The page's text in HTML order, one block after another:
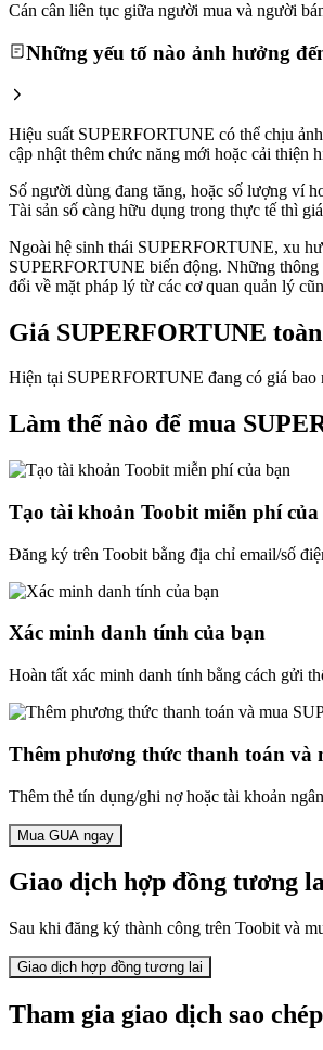
Cán cân liên tục giữa người mua và người
Những yếu tố nào ảnh hưởng
Hiệu suất SUPERFORTUNE có thể chịu
cập nhật thêm chức năng mới hoặc cải thiện
Số người dùng đang tăng, hoặc số lượng ví
Tài sản số càng hữu dụng trong thực tế thì
Ngoài hệ sinh thái SUPERFORTUNE, xu
SUPERFORTUNE biến động. Những thông
đổi về mặt pháp lý từ các cơ quan quản lý
Giá SUPERFORTUNE
Hiện tại SUPERFORTUNE đang có giá bao
Làm thế nào để mua
Tạo tài khoản Toobit miễn phí của
Đăng ký trên Toobit bằng địa chỉ email/số
Xác minh danh tính của bạn
Hoàn tất xác minh danh tính bằng cách gửi
Thêm phương thức thanh toán và
Thêm thẻ tín dụng/ghi nợ hoặc tài khoản
Mua GUA ngay
Giao dịch hợp đồng tương
Sau khi đăng ký thành công trên Toobit và
Giao dịch hợp đồng tương lai
Tham gia giao dịch sao